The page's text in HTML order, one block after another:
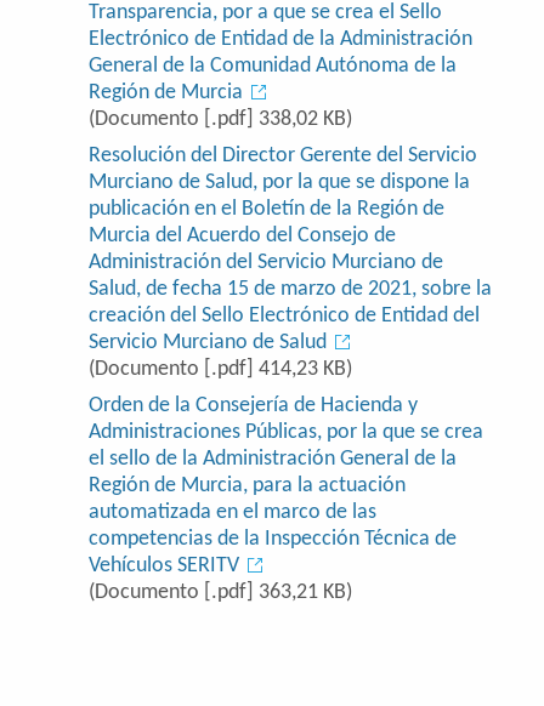
Transparencia, por a que se crea el Sello
Electrónico de Entidad de la Administración
General de la Comunidad Autónoma de la
Región de Murcia
(Documento [.pdf] 338,02 KB)
Resolución del Director Gerente del Servicio
Murciano de Salud, por la que se dispone la
publicación en el Boletín de la Región de
Murcia del Acuerdo del Consejo de
Administración del Servicio Murciano de
Salud, de fecha 15 de marzo de 2021, sobre la
creación del Sello Electrónico de Entidad del
Servicio Murciano de Salud
(Documento [.pdf] 414,23 KB)
Orden de la Consejería de Hacienda y
Administraciones Públicas, por la que se crea
el sello de la Administración General de la
Región de Murcia, para la actuación
automatizada en el marco de las
competencias de la Inspección Técnica de
Vehículos SERITV
(Documento [.pdf] 363,21 KB)